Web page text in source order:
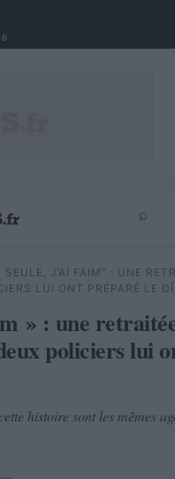
⌕
⌕ ×
SEULE, J’AI FAIM” : UNE
LUI ONT PRÉPARÉ LE
» : une
policiers lui
histoire sont les mêmes